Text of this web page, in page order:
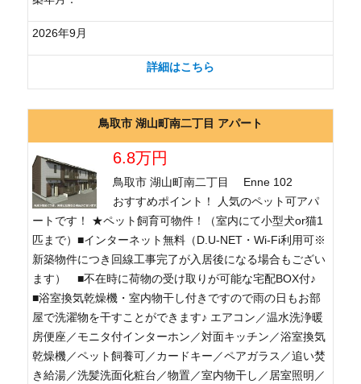
2026年9月
詳細はこちら
鳥取市 湖山町南二丁目 アパート
6.8万円
鳥取市 湖山町南二丁目 Enne 102
おすすめポイント！ 人気のペット可アパ
ートです！ ★ペット飼育可物件！（室内にて小型犬or猫1
匹まで）■インターネット無料（D.U-NET・Wi-Fi利用可※
新築物件につき回線工事完了が入居後になる場合もござい
ます） ■不在時に荷物の受け取りが可能な宅配BOX付♪
■浴室換気乾燥機・室内物干し付きですので雨の日もお部
屋で洗濯物を干すことができます♪ エアコン／温水洗浄暖
房便座／モニタ付インターホン／対面キッチン／浴室換気
乾燥機／ペット飼養可／カードキー／ペアガラス／追い焚
き給湯／洗髪洗面化粧台／物置／室内物干し／居室照明／